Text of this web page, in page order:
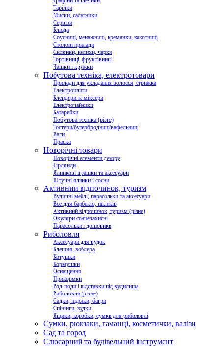
Тарілки
Миски, салатники
Сервізи
Блюда
Соусниці, менажниці, креманки, кокотниці
Столові прилади
Склянки, келихи, чарки
Тортівниці, фруктівниці
Чашки і кружки
Побутова техніка, електротовари
Прилади для укладання волосся, стрижка
Електроплити
Блендери та міксери
Електрочайники
Батарейки
Побутова техніка (різне)
Тостери/бутербродниці/вафельниці
Ваги
Праска
Новорічні товари
Новорічні елементи декору
Гірлянди
Ялинкові іграшки та аксесуари
Штучні ялинки і сосни
Активний відпочинок, туризм
Вуличні меблі, парасольки та аксесуари
Все для барбекю, пікніків
Активний відпочинок, туризм (різне)
Окуляри сонцезахисні
Парасольки і дощовики
Риболовля
Аксесуари для вудок
Блешня, воблера
Котушки
Кормушки
Оснащення
Прикормки
Род-поди і підставки під вудилища
Риболовля (різне)
Садки, підсаки, багри
Спінінги, вудки
Ящики, коробки, сумки для риболовлі
Сумки, рюкзаки, гаманці, косметички, валізи
Сад та город
Слюсарний та будівельний інструмент